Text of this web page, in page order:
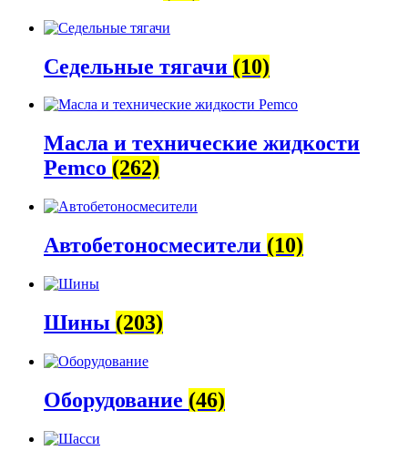
Седельные тягачи (10)
Масла и технические жидкости
Pemco (262)
Автобетоно­смесители (10)
Шины (203)
Оборудование (46)